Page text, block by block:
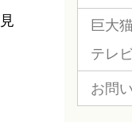
巨大
テレ
お問